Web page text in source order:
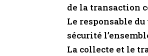
de la transaction
Le responsable
sécurité
La collecte et le